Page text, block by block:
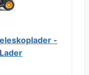
-